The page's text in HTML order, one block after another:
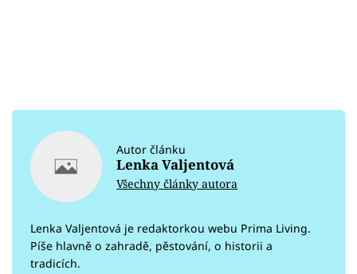
Autor článku
Lenka Valjentová
Všechny články autora
Lenka Valjentová je redaktorkou webu Prima Living.
Píše hlavně o zahradě, pěstování, o historii a
tradicích.